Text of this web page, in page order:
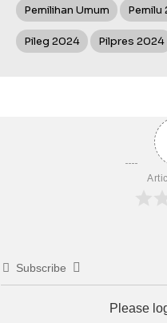
Pemilihan Umum Pemilu
Pileg 2024 Pilpres 2024
Subscribe
Please